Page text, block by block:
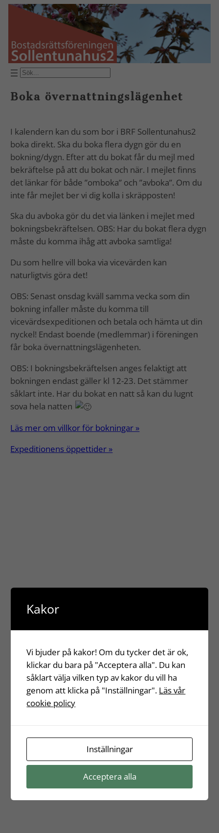
Hoppa
SÖK
Boka övernattningslägenhet
I kalendern kan du som bor i BRF Sollentunahus2
boka direkt. Ska du boka flera dygn gör du en
bokning/dygn. Efter att du bokat får du mejl med
bekräftelse på att du bokat och när. I mejlet finns
det länkar för både ”omboka” och ”avboka”. Om du
inte får mejlet ber vi dig kolla i skräpposten!
Ska du avboka gör du det via länken i mejlet med
bokningsbekräftelsen. OBS: Har du bokat flera dygn
måste du komma ihåg att avboka samtliga!
Du som hellre vill boka via vicevärden kan
naturligtvis göra det!
OBS: Senast onsdag kväll samma vecka som din
bokning infaller måste du komma till
vicevärdsexpeditionen och betala och hämta ut din
nyckel! Endast boende (medlemmar) i föreningen
får boka övernattningslägenheten.
OBS: I bokningsbekräftelsen anges felaktigt att
bokningen endast gäller kl 12-23. Det stämmer
såklart inte. Har du bokat en natt så kan du lugnt
sova hela natten
Läs mer om villkor för bokningar »
Expeditionens öppettider »
Kakor
Vi bjuder på kakor! Om du tycker det är ok,
klickar du bara på "Acceptera alla". Du kan
såklart välja vilken typ av kakor du vill ha
genom att klicka på "Inställningar". Läs vår
cookie policy
Inställningar
Acceptera alla